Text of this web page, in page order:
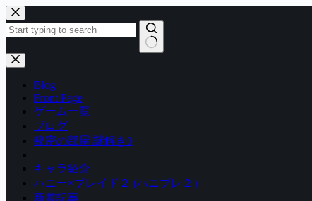
コ
ン
テ
ン
ツ
結
Blog
Front Page
ゲーム一覧
ブログ
秘密の部屋 謎解き0
キャラ紹介
ハニー×ブレイド２ (ハニブレ２）
新着記事